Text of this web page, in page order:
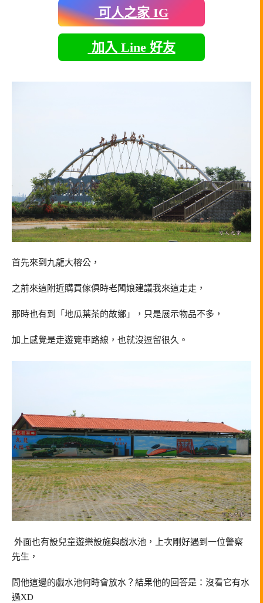
可人之家 IG
加入 Line 好友
首先來到九龍大榕公，
之前來這附近購買傢俱時老闆娘建議我來這走走，
那時也有到「地瓜葉茶的故鄉」，只是展示物品不多，
加上感覺是走遊覽車路線，也就沒逗留很久。
外面也有設兒童遊樂設施與戲水池，上次剛好遇到一位警察
先生，
問他這邊的戲水池何時會放水？結果他的回答是：沒看它有水
過XD